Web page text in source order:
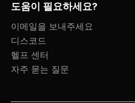
도움이 필요하세요?
이메일을 보내주세요
디스코드
헬프 센터
자주 묻는 질문